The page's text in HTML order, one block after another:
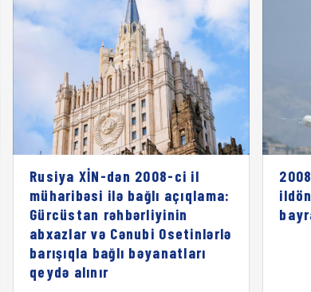
Rusiya XİN-dən 2008-ci il
müharibəsi ilə bağlı açıqlama:
Gürcüstan rəhbərliyinin
abxazlar və Cənubi Osetinlərlə
barışıqla bağlı bəyanatları
qeydə alınır